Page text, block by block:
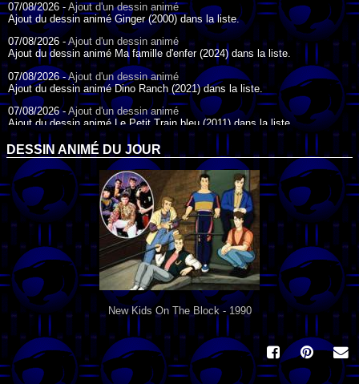
07/08/2026 - Ajout d'un dessin animé
Ajout du dessin animé Ginger (2000) dans la liste.
07/08/2026 -Ajout d'un dessin animé
Ajout du dessin animé Ma famille d'enfer (2024) dans la liste.
07/08/2026 -Ajout d'un dessin animé
Ajout du dessin animé Dino Ranch (2021) dans la liste.
07/08/2026 -Ajout d'un dessin animé
Ajout du dessin animé Le Petit Train bleu (2011) dans la liste.
07/08/2026 - Ajout d'un dessin animé
Ajout du dessin animé Agent Spécial Oso (2009) dans la liste.
17/07/2026 -
Ajout d'un dessin animé
Ajout du dessin animé Peter Pan (1988) dans la liste.
17/07/2026 -Ajout d'un dessin animé
Ajout du dessin animé Le Bossu de Notre-Dame (1996) dans la liste.
DESSIN ANIMÉ DU JOUR
New Kids On The Block - 1990